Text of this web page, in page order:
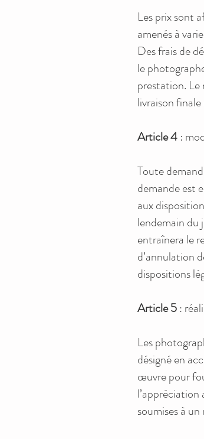
Les prix sont
amenés à
Des frais de
le
prestation. Le
livraison
Article 4 :
Toute
demande est
aux
lendemain du
entraînera le
d’annulation
dispositions
Article 5 :
Les
désigné en
œuvre pour
soumises à